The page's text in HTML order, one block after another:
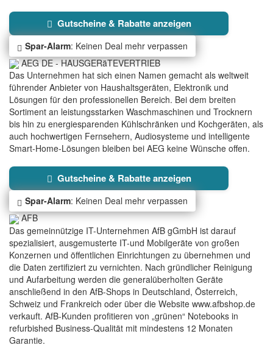
Gutscheine & Rabatte anzeigen
Spar-Alarm: Keinen Deal mehr verpassen
AEG DE - HAUSGERäTEVERTRIEB
Das Unternehmen hat sich einen Namen gemacht als weltweit
führender Anbieter von Haushaltsgeräten, Elektronik und
Lösungen für den professionellen Bereich. Bei dem breiten
Sortiment an leistungsstarken Waschmaschinen und Trocknern
bis hin zu energiesparenden Kühlschränken und Kochgeräten, als
auch hochwertigen Fernsehern, Audiosysteme und intelligente
Smart-Home-Lösungen bleiben bei AEG keine Wünsche offen.
Gutscheine & Rabatte anzeigen
Spar-Alarm: Keinen Deal mehr verpassen
AFB
Das gemeinnützige IT-Unternehmen AfB gGmbH ist darauf
spezialisiert, ausgemusterte IT-und Mobilgeräte von großen
Konzernen und öffentlichen Einrichtungen zu übernehmen und
die Daten zertifiziert zu vernichten. Nach gründlicher Reinigung
und Aufarbeitung werden die generalüberholten Geräte
anschließend in den AfB-Shops in Deutschland, Österreich,
Schweiz und Frankreich oder über die Website www.afbshop.de
verkauft. AfB-Kunden profitieren von „grünen“ Notebooks in
refurbished Business-Qualität mit mindestens 12 Monaten
Garantie.